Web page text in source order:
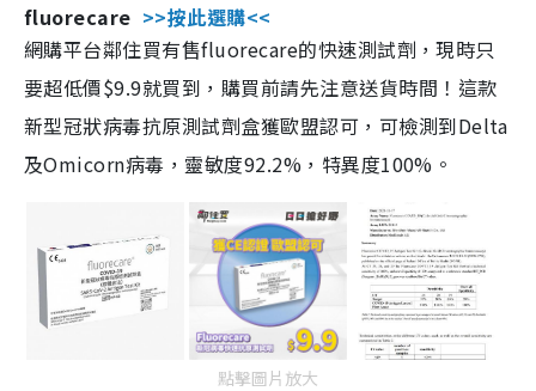
fluorecare >>按此選購<<
網購平台鄰住買有售fluorecare的快速測試劑，現時只
要超低價$9.9就買到，購買前請先注意送貨時間！這款
新型冠狀病毒抗原測試劑盒獲歐盟認可，可檢測到Delta
及Omicorn病毒，靈敏度92.2%，特異度100%。
點擊圖片放大